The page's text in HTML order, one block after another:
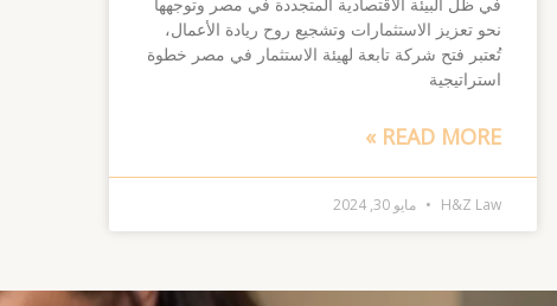
نحو تعزيز الاستثمارات وتشجيع روح ريادة الأعمال،
تُعتبر فتح شركة تابعة لهيئة الاستثمار في مصر خطوة
استراتيجية
READ MORE »
H&Z Law مايو 30, 2024